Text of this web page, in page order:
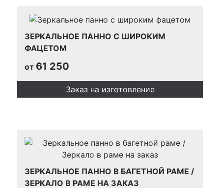
ЗЕРКАЛЬНОЕ ПАННО С ШИРОКИМ
ФАЦЕТОМ
от 61 250
Заказ на изготовление
ЗЕРКАЛЬНОЕ ПАННО В БАГЕТНОЙ РАМЕ /
ЗЕРКАЛО В РАМЕ НА ЗАКАЗ